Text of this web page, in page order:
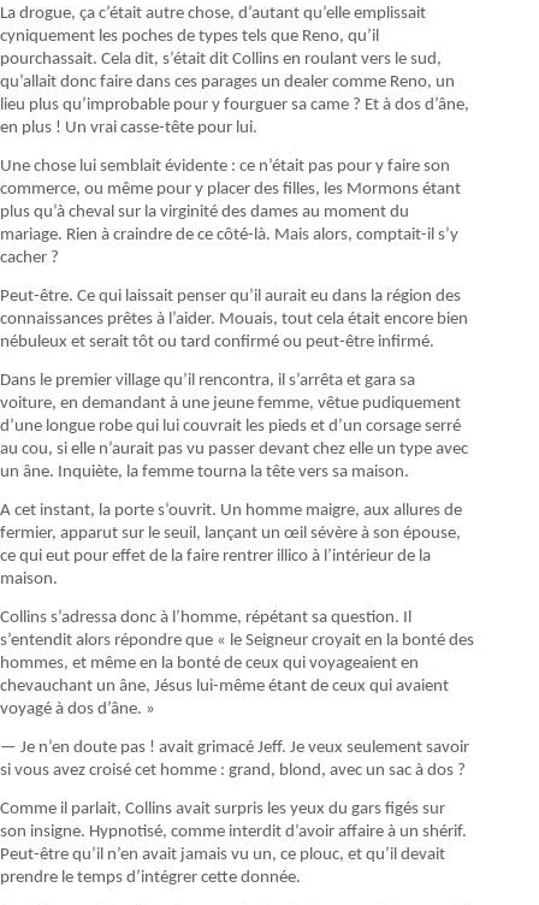
La drogue, ça c’était autre chose, d’autant qu’elle emplissait
cyniquement les poches de types tels que Reno, qu’il
pourchassait. Cela dit, s’était dit Collins en roulant vers le sud,
qu’allait donc faire dans ces parages un dealer comme Reno, un
lieu plus qu’improbable pour y fourguer sa came ? Et à dos d’âne,
en plus ! Un vrai casse-tête pour lui.
Une chose lui semblait évidente : ce n’était pas pour y faire son
commerce, ou même pour y placer des filles, les Mormons étant
plus qu’à cheval sur la virginité des dames au moment du
mariage. Rien à craindre de ce côté-là. Mais alors, comptait-il s’y
cacher ?
Peut-être. Ce qui laissait penser qu’il aurait eu dans la région des
connaissances prêtes à l’aider. Mouais, tout cela était encore bien
nébuleux et serait tôt ou tard confirmé ou peut-être infirmé.
Dans le premier village qu’il rencontra, il s’arrêta et gara sa
voiture, en demandant à une jeune femme, vêtue pudiquement
d’une longue robe qui lui couvrait les pieds et d’un corsage serré
au cou, si elle n’aurait pas vu passer devant chez elle un type avec
un âne. Inquiète, la femme tourna la tête vers sa maison.
A cet instant, la porte s’ouvrit. Un homme maigre, aux allures de
fermier, apparut sur le seuil, lançant un œil sévère à son épouse,
ce qui eut pour effet de la faire rentrer illico à l’intérieur de la
maison.
Collins s’adressa donc à l’homme, répétant sa question. Il
s’entendit alors répondre que « le Seigneur croyait en la bonté des
hommes, et même en la bonté de ceux qui voyageaient en
chevauchant un âne, Jésus lui-même étant de ceux qui avaient
voyagé à dos d’âne. »
— Je n’en doute pas ! avait grimacé Jeff. Je veux seulement savoir
si vous avez croisé cet homme : grand, blond, avec un sac à dos ?
Comme il parlait, Collins avait surpris les yeux du gars figés sur
son insigne. Hypnotisé, comme interdit d’avoir affaire à un shérif.
Peut-être qu’il n’en avait jamais vu un, ce plouc, et qu’il devait
prendre le temps d’intégrer cette donnée.